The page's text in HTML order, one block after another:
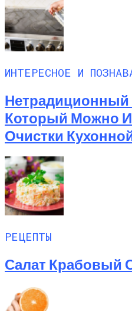
ИНТЕРЕСНОЕ И
Нетрадиционный
Который Можно
Очистки
РЕЦЕПТЫ
Салат Крабовый